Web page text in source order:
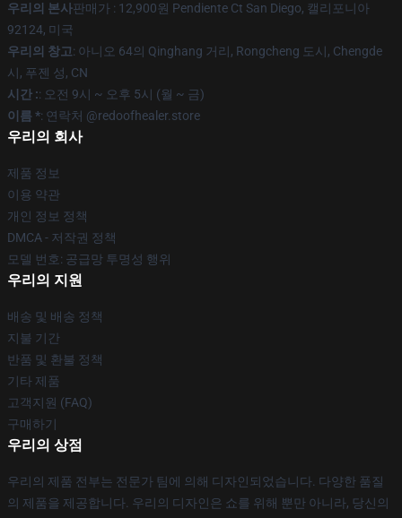
우리의 본사판매가 : 12,900원 Pendiente Ct San Diego, 캘리포니아
92124, 미국
우리의 창고: 아니오 64의 Qinghang 거리, Rongcheng 도시, Chengde
시, 푸젠 성, CN
시간 :: 오전 9시 ~ 오후 5시 (월 ~ 금)
이름 *: 연락처 @redoofhealer.store
우리의 회사
제품 정보
이용 약관
개인 정보 정책
DMCA - 저작권 정책
모델 번호: 공급망 투명성 행위
우리의 지원
배송 및 배송 정책
지불 기간
반품 및 환불 정책
기타 제품
고객지원 (FAQ)
구매하기
우리의 상점
우리의 제품 전부는 전문가 팀에 의해 디자인되었습니다. 다양한 품질
의 제품을 제공합니다. 우리의 디자인은 쇼를 위해 뿐만 아니라, 당신의